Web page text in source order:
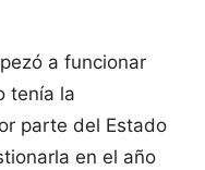
a funcionar
tenía la
parte del Estado
en el año